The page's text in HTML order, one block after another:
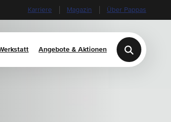
Karriere Magazin Über Pappas
Angebote & Aktionen